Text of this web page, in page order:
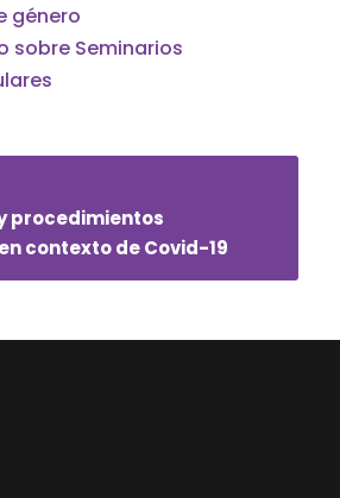
género
sobre Seminarios
procedimientos
contexto de Covid-19